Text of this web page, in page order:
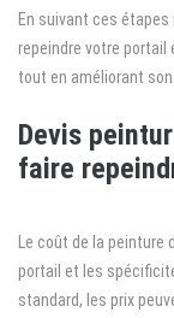
En suivant ces
repeindre votre portail
tout en améliorant son
Devis
faire
Le coût de la peinture
portail et les
standard, les prix